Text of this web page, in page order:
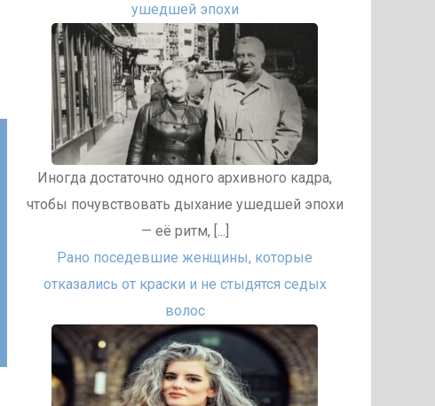
ушедшей эпохи
Иногда достаточно одного архивного кадра,
чтобы почувствовать дыхание ушедшей эпохи
— её ритм, [...]
Рано поседевшие женщины, которые
отказались от краски и не стыдятся седых
волос